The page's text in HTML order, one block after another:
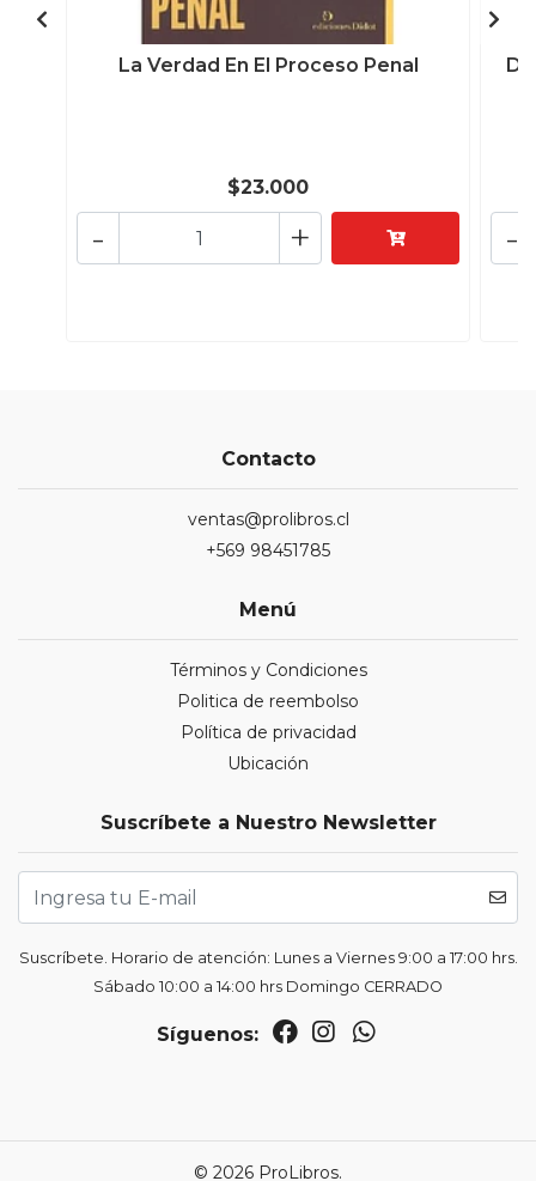
La Verdad En El Proceso Penal
$23.000
+
- -
Contacto
ventas@prolibros.cl
+569 98451785
Menú
Términos y Condiciones
Politica de reembolso
Política de privacidad
Ubicación
Suscríbete a Nuestro Newsletter
Suscríbete. Horario de atención: Lunes a Viernes 9:00 a 17:00 hrs.
Sábado 10:00 a 14:00 hrs Domingo CERRADO
Síguenos:
© 2026 ProLibros.